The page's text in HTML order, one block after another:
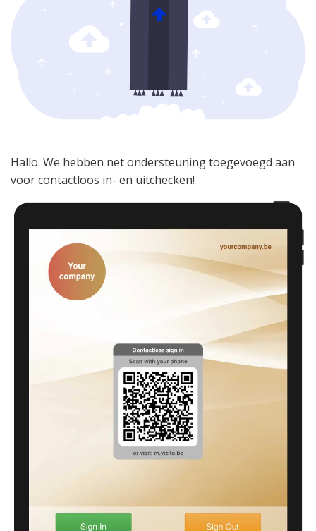
Hallo. We hebben net ondersteuning toegevoegd aan
voor contactloos in- en uitchecken!